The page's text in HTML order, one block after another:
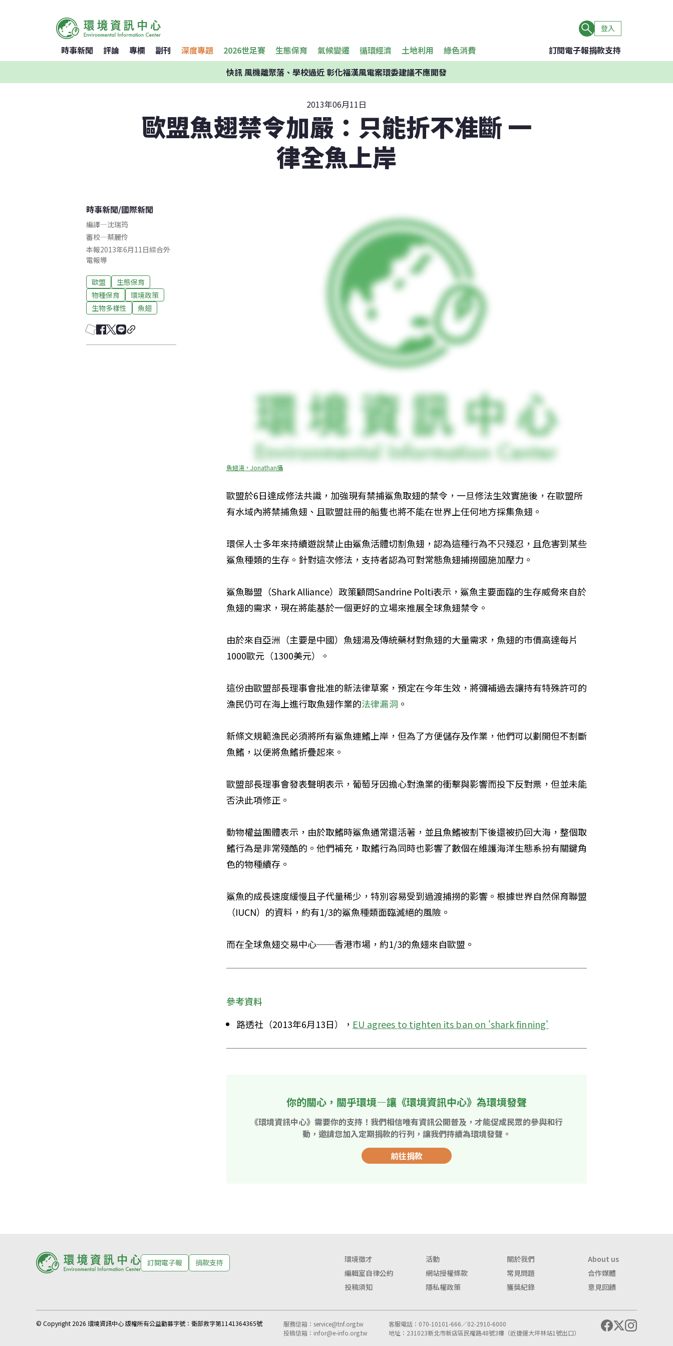
登入
時事新聞 評論 專欄 副刊 深度專題 2026世足賽 生態保育 氣候變遷 循環經濟 土地利用 綠色消費 訂閱電子報捐款支持
快訊風機離聚落、學校過近 彰化福漢風電案環委建議不應開發
2013年06月11日
歐盟魚翅禁令加嚴：只能折不准斷 一
律全魚上岸
時事新聞/國際新聞
編譯—沈瑞筠
審校—蔡麗伶
本報2013年6月11日綜合外
電報導
歐盟
生態保育
物種保育
環境政策
生物多樣性
魚翅
魚翅湯，Jonathan攝
歐盟於6日達成修法共識，加強現有禁捕鯊魚取翅的禁令，一旦修法生效實施後，在歐盟所
有水域內將禁捕魚翅、且歐盟註冊的船隻也將不能在世界上任何地方採集魚翅。
環保人士多年來持續遊說禁止由鯊魚活體切割魚翅，認為這種行為不只殘忍，且危害到某些
鯊魚種類的生存。針對這次修法，支持者認為可對常態魚翅捕撈國施加壓力。
鯊魚聯盟（Shark Alliance）政策顧問Sandrine Polti表示，鯊魚主要面臨的生存威脅來自於
魚翅的需求，現在將能基於一個更好的立場來推展全球魚翅禁令。
由於來自亞洲（主要是中國）魚翅湯及傳統藥材對魚翅的大量需求，魚翅的市價高達每片
1000歐元（1300美元）。
這份由歐盟部長理事會批准的新法律草案，預定在今年生效，將彌補過去讓持有特殊許可的
漁民仍可在海上進行取魚翅作業的法律漏洞 。
新條文規範漁民必須將所有鯊魚連鰭上岸，但為了方便儲存及作業，他們可以劃開但不割斷
魚鰭，以便將魚鰭折疊起來。
歐盟部長理事會發表聲明表示，葡萄牙因擔心對漁業的衝擊與影響而投下反對票，但並未能
否決此項修正。
動物權益團體表示，由於取鰭時鯊魚通常還活著，並且魚鰭被割下後還被扔回大海，整個取
鰭行為是非常殘酷的。他們補充，取鰭行為同時也影響了數個在維護海洋生態系扮有關鍵角
色的物種續存。
鯊魚的成長速度緩慢且子代量稀少，特別容易受到過渡捕撈的影響。根據世界自然保育聯盟
（IUCN）的資料，約有1/3的鯊魚種類面臨滅絕的風險。
而在全球魚翅交易中心──香港市場，約1/3的魚翅來自歐盟。
參考資料
路透社（2013年6月13日）， EU agrees to tighten its ban on 'shark finning'
你的關心，關乎環境—讓《環境資訊中心》為環境發聲
《環境資訊中心》需要你的支持！我們相信唯有資訊公開普及，才能促成民眾的參與和行
動，邀請您加入定期捐款的行列，讓我們持續為環境發聲。
前往捐款
訂閱電子報 捐款支持 環境徵才 活動 關於我們
About us
編輯室自律公約
網站授權條款 常見問題
合作媒體
投稿須知
隱私權政策 獲獎紀錄 意見回饋
© Copyright 2026 環境資訊中心 版權所有公益勸募字號： 衛部救字第1141364365號 服務信箱： service@tnf.org.tw
投稿信箱： infor@e-info.org.tw
客服電話：070-10101-666／02-2910-6000
地址：231023新北市新店區民權路48號3樓（近捷運大坪林站1號出口）